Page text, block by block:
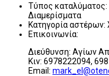
Τύπος καταλύματος:
Διαμερίσματα
Κατηγορία αστέρων:
Επικοινωνία:
Διεύθυνση: Αγίων
Κιν: 6978222094,
Εmail: